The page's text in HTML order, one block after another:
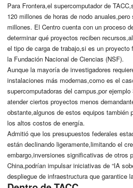
Para Frontera,el supercomputador de
120 millones de horas de nodo
millones. El Centro cuenta con un proceso
determinar qué proyectos reciben
el tipo de carga de trabajo,si es un proyecto
la Fundación Nacional de Ciencias (NSF).
Aunque la mayoría de investigadores
instalaciones más modernas,como es el
supercomputadoras del campus,por
atender ciertos proyectos menos
obstante,algunos de estos equipos también
los altos costos de energía.
Admitió que los presupuestos federales
están declinando ligeramente,limitando el
embargo,inversiones significativas de otros
China,podrían impulsar iniciativas de “IA
despliegue de infraestructura que garantice